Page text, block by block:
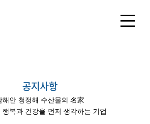
공지사항
해안 청정해 수산물의 名家
행복과 건강을 먼저 생각하는 기업